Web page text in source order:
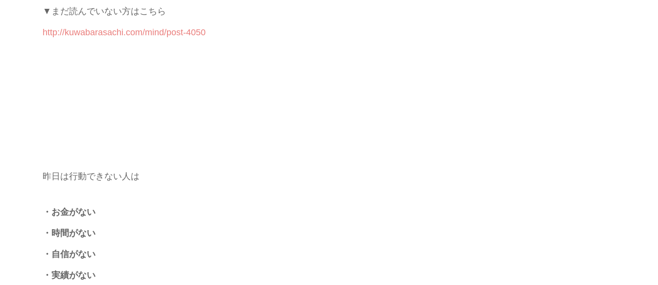
▼まだ読んでいない方はこちら
http://kuwabarasachi.com/mind/post-4050
昨日は行動できない人は
・お金がない
・時間がない
・自信がない
・実績がない